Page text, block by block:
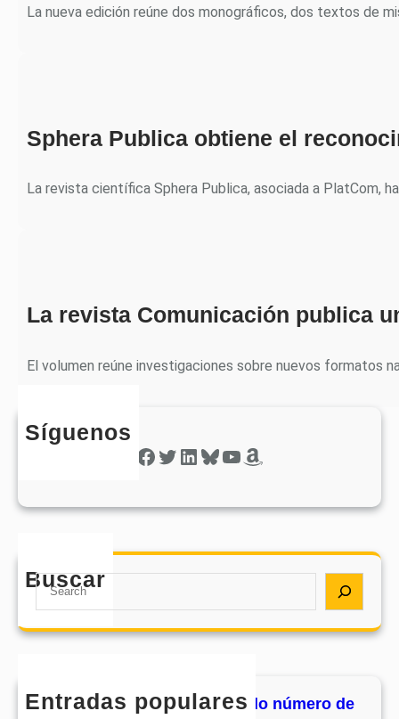
La nueva edición reúne dos monográficos, dos textos de
Sphera Publica obtiene el
La revista científica Sphera Publica, asociada a PlatCom,
La revista Comunicación publica
El volumen reúne investigaciones sobre nuevos formatos
Síguenos
Facebook Twitter LinkedIn Bluesky YouTube Amazon
Buscar
S
a
Entradas populares
MHJournal publica el segundo número de